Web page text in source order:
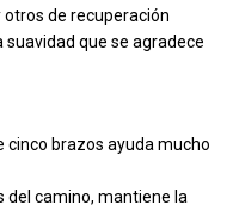
de recuperación
suavidad que se agradece
cinco brazos ayuda mucho
del camino, mantiene la